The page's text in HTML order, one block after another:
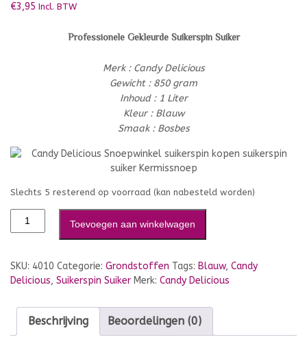
€3,95 Incl. BTW
Professionele Gekleurde Suikerspin Suiker
Merk : Candy Delicious
Gewicht : 850 gram
Inhoud : 1 Liter
Kleur : Blauw
Smaak : Bosbes
Slechts 5 resterend op voorraad (kan nabesteld worden)
Toevoegen aan winkelwagen
SKU: 4010 Categorie: Grondstoffen Tags: Blauw, Candy
Delicious, Suikerspin Suiker Merk: Candy Delicious
Beschrijving Beoordelingen (0)